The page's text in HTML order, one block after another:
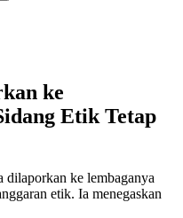
ke
Etik Tetap
ke lembaganya
etik. Ia menegaskan